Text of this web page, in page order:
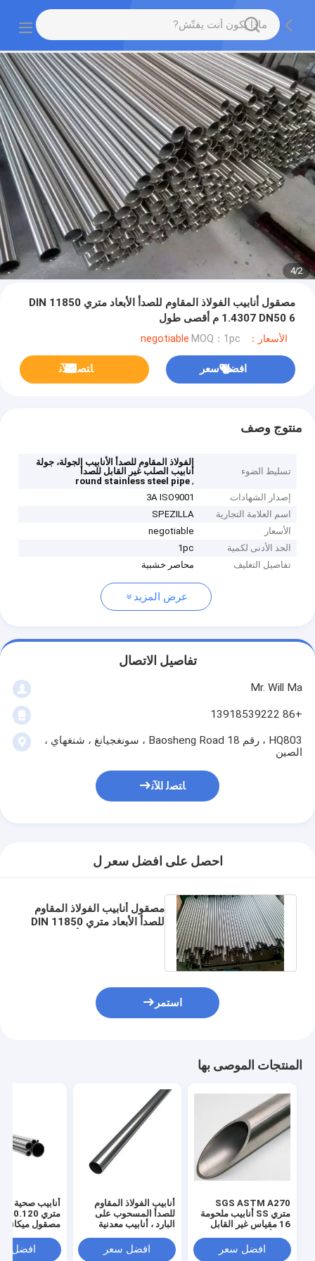
2
/
4
مصقول أنابيب الفولاذ المقاوم للصدأ الأبعاد متري DIN 11850
1.4307 DN50 6 م أقصى طول
الأسعار：negotiable MOQ：1pc
افضل سعر ﺎﺘﺼﻟ ﺍﻶﻧ
منتوج وصف
تسليط الضوء
الفولاذ المقاوم للصدأ الأنابيب الجولة، جولة
أنابيب الصلب غير القابل للصدأ
,
round stainless steel pipe
إصدار الشهادات
3A ISO9001
اسم العلامة التجارية
SPEZILLA
الأسعار
negotiable
الحد الأدنى لكمية
1pc
تفاصيل التغليف
محاصر خشبية
عرض المزيد
تفاصيل الاتصال
Mr. Will Ma
+86 13918539222
HQ803 ، رقم 18 Baosheng Road ، سونغجيانغ ، شنغهاي ،
الصين
ﺎﺘﺼﻟ ﺍﻶﻧ
احصل على افضل سعر ل
مصقول أنابيب الفولاذ المقاوم
للصدأ الأبعاد متري DIN 11850
استمر
المنتجات الموصى بها
SGS ASTM A270
متري SS أنابيب ملحومة
16 مقياس غير القابل
افضل سعر
أنابيب الفولاذ المقاوم
للصدأ المسحوب على
البارد ، أنابيب معدنية
افضل سعر
مصقول
افضل